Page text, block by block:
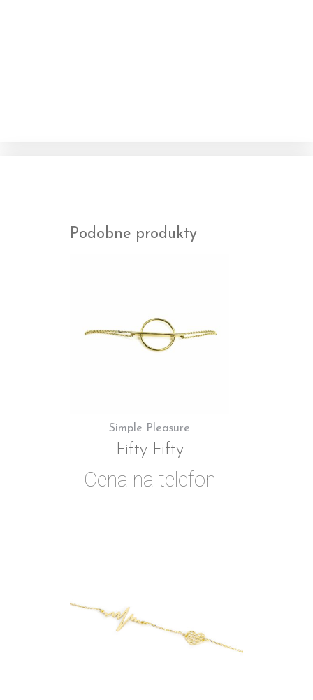
Podobne produkty
Simple Pleasure
Fifty Fifty
Cena na telefon